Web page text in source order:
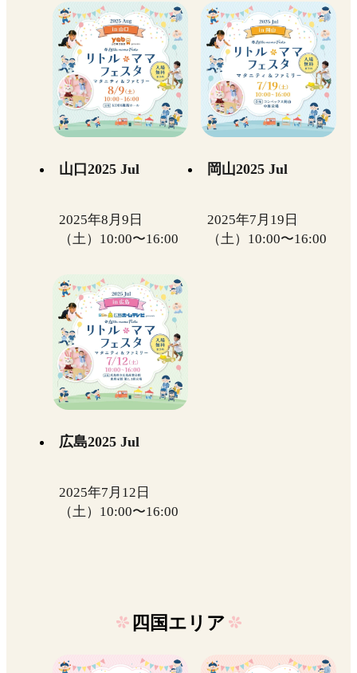
山口2025 Jul
2025年8月9日
（土）10:00〜16:00
岡山2025 Jul
2025年7月19日
（土）10:00〜16:00
広島2025 Jul
2025年7月12日
（土）10:00〜16:00
四国エリア